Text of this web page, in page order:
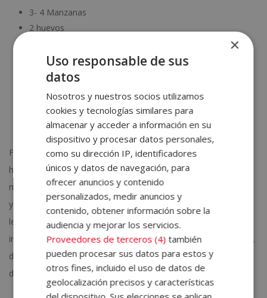
3- 4 Manzanas
2 huevos
30g de harina de avena
30g de almendra molida
1 limón
Forra el molde que vayas a utilizar con papel antiadherente de
horno. Una vez tengas las manzanas peladas y picadas,
mézclalas con el zumo de un limón. Luego, añade poco a poco
y mientras bates los huevos, la harina de avena, la leche y la
levadura. Bate con unas varillas y cuando esté homogénea,
introdúcela en el molde. Puedes recubrirla con más almendra o,
de lo contrario, introdúcela en el horno, precalentado a 180ºc
durante 40 o 45 minutos.
×
Uso responsable de sus
datos
Nosotros y nuestros socios utilizamos
cookies y tecnologías similares para
almacenar y acceder a información en su
dispositivo y procesar datos personales,
como su dirección IP, identificadores
únicos y datos de navegación, para
ofrecer anuncios y contenido
personalizados, medir anuncios y
contenido, obtener información sobre la
audiencia y mejorar los servicios.
Proveedores de terceros (4) también
pueden procesar sus datos para estos y
otros fines, incluido el uso de datos de
geolocalización precisos y características